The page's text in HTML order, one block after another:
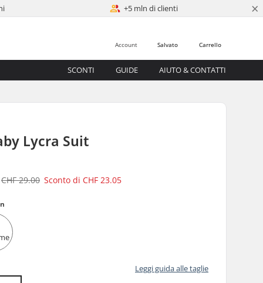
+5 mln di clienti ×
Carrello
Salvato
Account
SCONTI GUIDE AIUTO & CONTATTI
Lycra Suit
CHF 29.00 Sconto diCHF 23.05
Leggi guida alle taglie